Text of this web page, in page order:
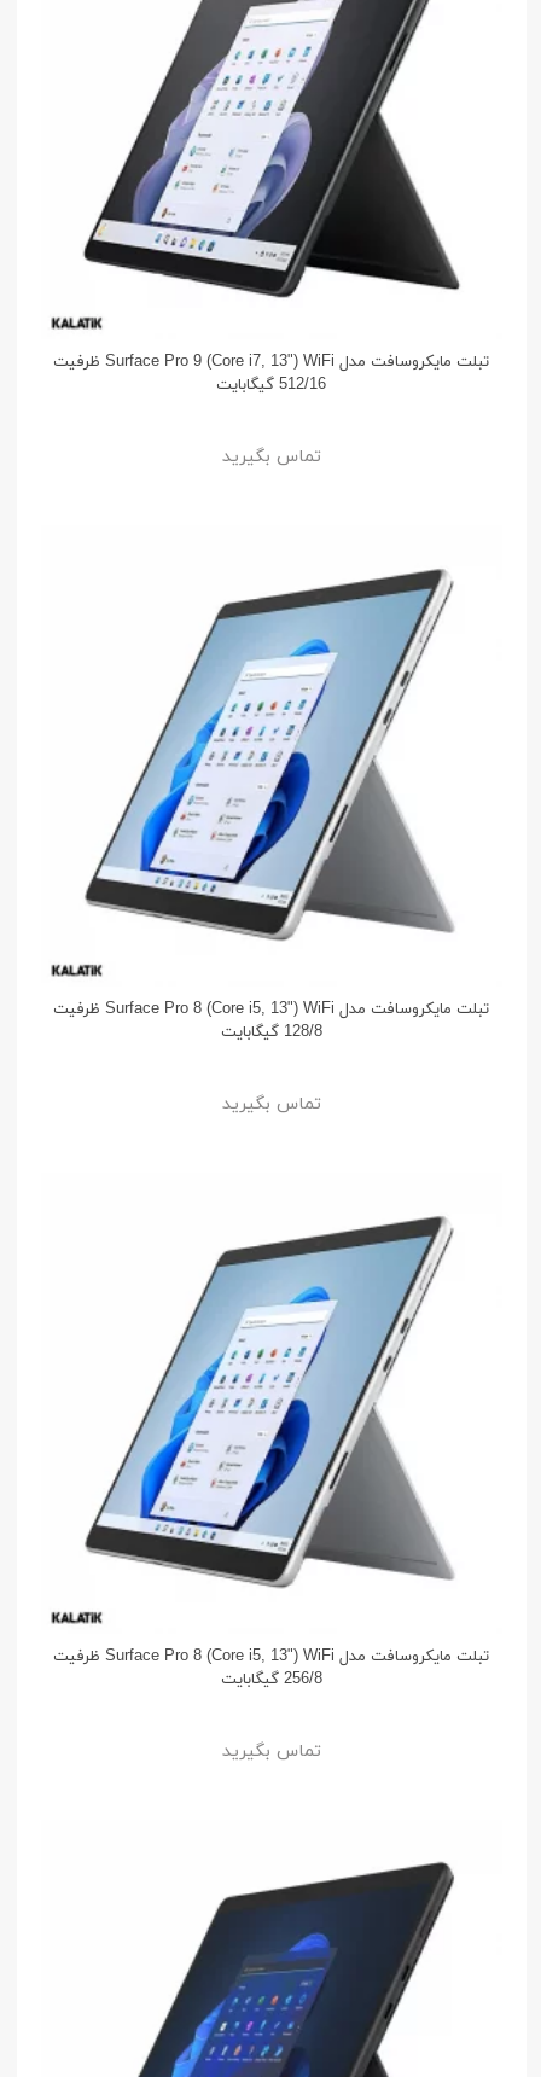
تبلت مایکروسافت مدل Surface Pro 9 (Core i7, 13") WiFi ظرفیت
512/16 گیگابایت
تماس بگیرید
تبلت مایکروسافت مدل Surface Pro 8 (Core i5, 13") WiFi ظرفیت
128/8 گیگابایت
تماس بگیرید
تبلت مایکروسافت مدل Surface Pro 8 (Core i5, 13") WiFi ظرفیت
256/8 گیگابایت
تماس بگیرید